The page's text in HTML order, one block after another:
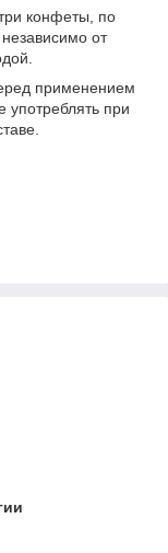
конфеты, по
от
применением
употреблять при